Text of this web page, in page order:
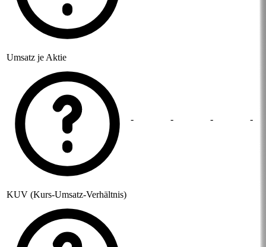
Umsatz je Aktie
- - - -
KUV (Kurs-Umsatz-Verhältnis)